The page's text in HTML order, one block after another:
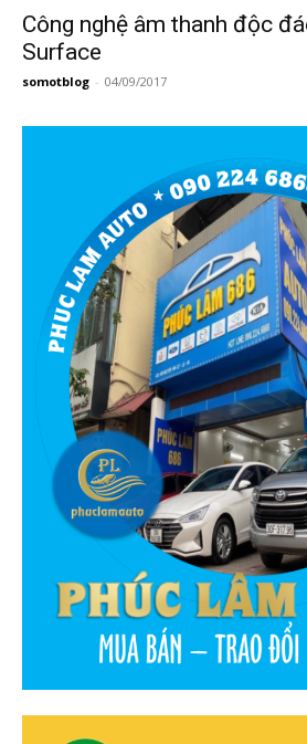
Công nghệ âm thanh độc
Surface
somotblog - 04/09/2017